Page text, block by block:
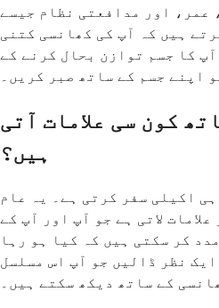
عمر، اور مدافعتی نظام جیسے
ہیں کہ آپ کی کھانسی کتنی
کا جسم توازن بحال کرنے کے
اپنے جسم کے ساتھ صبر کریں۔
کون سی علامات آتی
ہیں؟
اکیلی سفر کرتی ہے۔ یہ عام
لاتی ہے جو آپ اور آپ کے
کر سکتی ہیں کہ کیا ہو رہا
نظر ڈالیں جو آپ اس مسلسل
کے ساتھ دیکھ سکتے ہیں۔